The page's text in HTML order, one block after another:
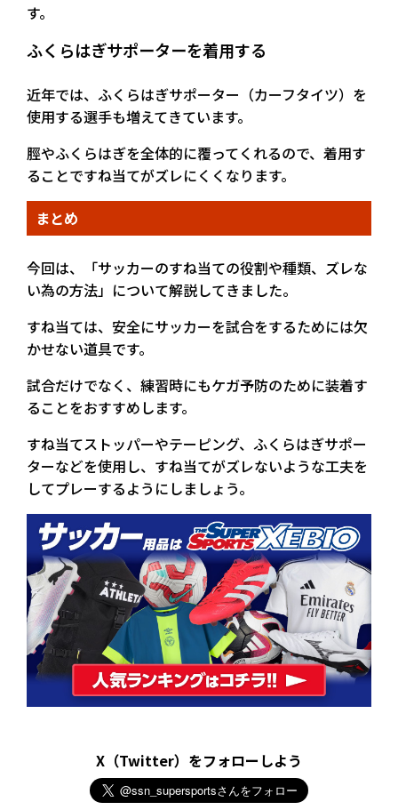
す。
ふくらはぎサポーターを着用する
近年では、ふくらはぎサポーター（カーフタイツ）を
使用する選手も増えてきています。
脛やふくらはぎを全体的に覆ってくれるので、着用す
ることですね当てがズレにくくなります。
まとめ
今回は、「サッカーのすね当ての役割や種類、ズレな
い為の方法」について解説してきました。
すね当ては、安全にサッカーを試合をするためには欠
かせない道具です。
試合だけでなく、練習時にもケガ予防のために装着す
ることをおすすめします。
すね当てストッパーやテーピング、ふくらはぎサポー
ターなどを使用し、すね当てがズレないような工夫を
してプレーするようにしましょう。
X（Twitter）をフォローしよう